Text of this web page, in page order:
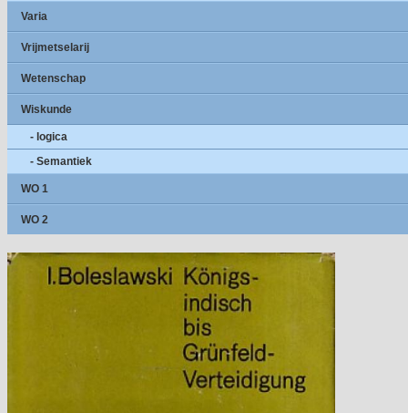
Varia
Vrijmetselarij
Wetenschap
Wiskunde
- logica
- Semantiek
WO 1
WO 2